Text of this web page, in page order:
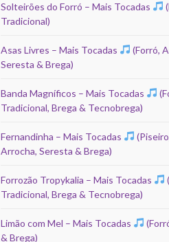
Solteirões do Forró – Mais Tocadas
Tradicional)
Asas Livres – Mais Tocadas
(Forró,
Seresta & Brega)
Banda Magníficos – Mais Tocadas
Tradicional, Brega & Tecnobrega)
Fernandinha – Mais Tocadas
Arrocha, Seresta & Brega)
Forrozão Tropykalia – Mais Tocadas
Tradicional, Brega & Tecnobrega)
Limão com Mel – Mais Tocadas
& Brega)